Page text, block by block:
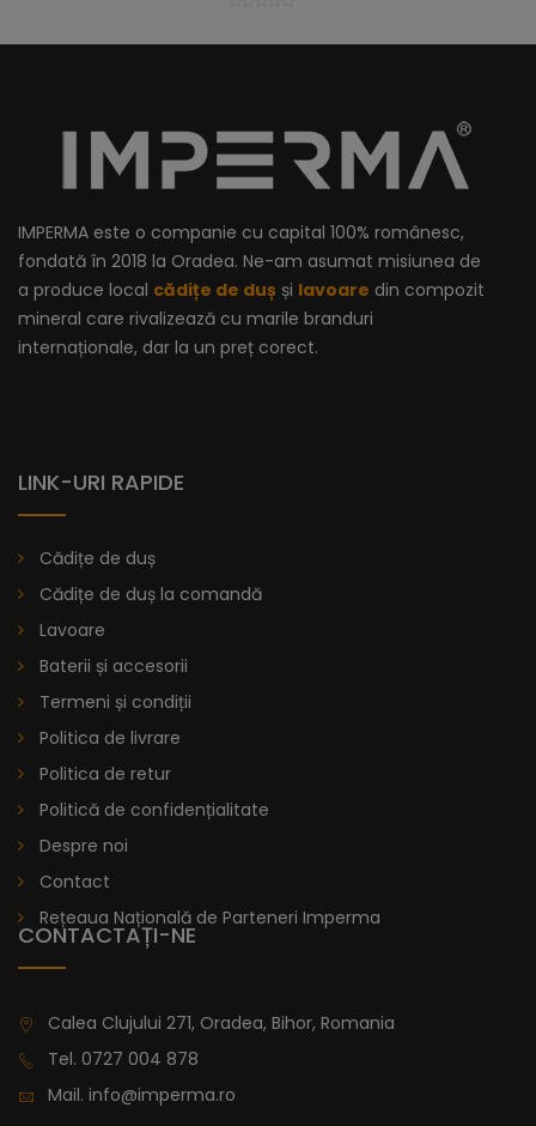
IMPERMA este o companie cu capital 100% românesc,
fondată în 2018 la Oradea. Ne-am asumat misiunea de
a produce local cădițe de duș și lavoare din compozit
mineral care rivalizează cu marile branduri
internaționale, dar la un preț corect.
LINK-URI RAPIDE
Cădițe de duș
Cădițe de duș la comandă
Lavoare
Baterii și accesorii
Termeni și condiții
Politica de livrare
Politica de retur
Politică de confidențialitate
Despre noi
Contact
Rețeaua Națională de Parteneri Imperma
CONTACTAȚI-NE
Calea Clujului 271, Oradea, Bihor, Romania
Tel. 0727 004 878
Mail. info@imperma.ro